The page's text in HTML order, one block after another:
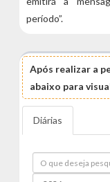
período”.
Após realizar a
abaixo para
Diárias